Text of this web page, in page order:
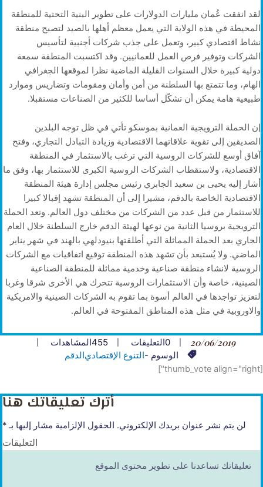
لقد انفقت عُمان مليارات الدولارات على تطوير البنية التحتية للمنطقة
المحيطة في هذه الولاية التي يعمل معظم أهلها بالصيد لتصبح منطقة
نشاط اقتصادي كبير، وتعمل على جذب شركات أجنبية لتأسيس
الشركات وتوفير فرص العمل للعمانيين. وقد اكتسبت المنطقة سمعة
دولية كبيرة خلال السنوات القليلة الماضية نظرا لموقعها الجغرافي
الهام، وما تتمتع بها السلطنة من أمن وأمان ومقومات وتضاريس وموارد
طبيعية هامة يمكن أن تشكّل أساسا للكثير من الصناعات مستقبلا.
إن الحملة الترويجية العمانية بموسكو تأتي في ظل توجه البلدين
الصديقين إلى تقوية علاقاتهما الاقتصادية وزيادة التبادل التجاري، وفتح
آفاق أوسع للشركات الروسية التي ترغب بالاستثمار في المنطقة
الاقتصادية، ولاستقطاب الشركات الروسية الكبرى للاستثمار بها، وفق ما
أشار إليه يحيى بن سعيد الجابري رئيس مجلس إدارة هيئة المنطقة
الاقتصادية الخاصة بالدقم، مشيرا إلى أن المنطقة تشهد إقبالا كبيرا
للاستثمار من قبل عدد من الشركات من مختلف دول العالم. وتعد الحملة
الترويجية بروسيا الثانية من نوعها لهيئة الدقم خارج السلطنة خلال العام
الجاري بعد الحملة المماثلة التي أطلقتها بنيودلهي بالهند في شهر يناير
الماضي. ولا يُستبعد بأن تشهد هذه المنطقة توقيع اتفاقيات مع الشركات
الروسية لانشاء منطقة صناعية وخدمية مماثلة للمنطقة الصناعية
الصينية، خاصة وأن الاستثمارات الروسية تتحرك هي الأخرى شرقا وغربا
لتعزيز تواجدها في العالم أسوة بما تقوم به الشركات الصينية والامريكية
والاوروبية في مثل هذه المناطق المفتوحة في العالم.
20/06/2019
0التعليقات 455المشاهدات
الوسوم -التنوع الإقتصاديالدقم
[thumb_vote align="right"]
أترك تعليقاتك هنا
لن يتم نشر عنوان بريدك الإلكتروني. الحقول الإلزامية مشار إليها بـ*
التعليقات